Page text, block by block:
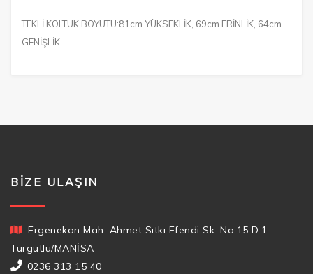
TEKLİ KOLTUK BOYUTU:81cm YÜKSEKLİK, 69cm ERİNLİK, 64cm
GENİŞLİK
BIZE ULAŞIN
Ergenekon Mah. Ahmet Sıtkı Efendi Sk. No:15 D:1
Turgutlu/MANİSA
0236 313 15 40